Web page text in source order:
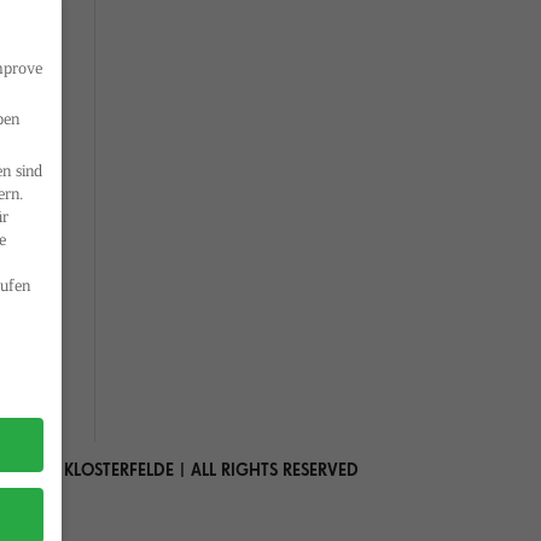
KLOSTERFELDE | ALL RIGHTS RESERVED
sind